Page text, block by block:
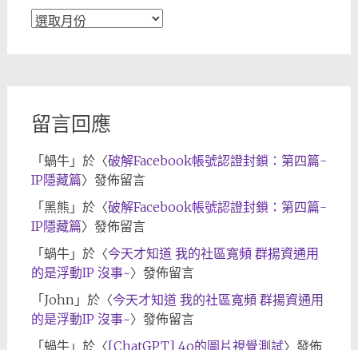
文
留言回應
「 蝸牛」於〈破解Facebook帳號認證封鎖：第四篇-
IP隱藏篇〉發佈留言
「 黑熊 」於〈破解Facebook帳號認證封鎖：第四篇-
IP隱藏篇〉發佈留言
「 蝸牛」於〈今天才知道 我的社區寬頻 群揚資通用
的是浮動IP 沒事~〉發佈留言
「 John」於〈今天才知道 我的社區寬頻 群揚資通用
的是浮動IP 沒事~〉發佈留言
「 蝸牛」於〈[ChatGPT] 4o的圖片視覺測試〉發佈